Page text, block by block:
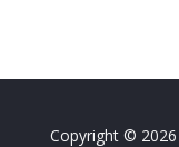
Copyright © 2026